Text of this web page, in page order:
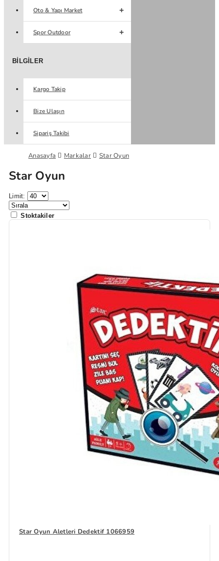
Oto & Yapı Market
Spor Outdoor
BILGILER
Kargo Takip
Bize Ulaşın
Sipariş Takibi
Anasayfa Markalar Star Oyun
Star Oyun
Limit:
Stoktakiler
Star Oyun Aletleri Dedektif 1066959